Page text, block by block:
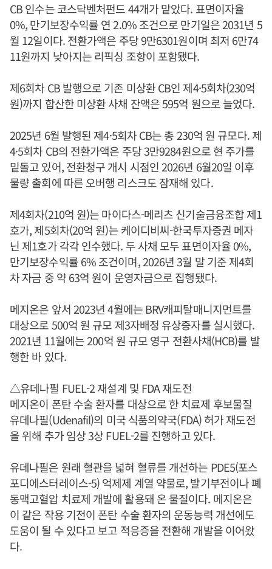
CB 인수는 코스닥벤처펀드 44개가 맡았다. 표면이자율
0%, 만기보장수익률 연 2.0% 조건으로 만기일은 2031년 5
월 12일이다. 전환가액은 주당 9만6301원이며 최저 6만74
11원까지 낮아지는 리픽싱 조항이 포함됐다.
제6회차 CB 발행으로 기존 미상환 CB인 제4·5회차(230억
원)까지 합산한 미상환 사채 잔액은 595억 원으로 늘었다.
2025년 6월 발행된 제4·5회차 CB는 총 230억 원 규모다. 제
4·5회차 CB의 전환가액은 주당 3만9284원으로 현 주가를
밑돌고 있어, 전환청구 개시 시점인 2026년 6월20일 이후
물량 출회에 따른 오버행 리스크도 잠재해 있다.
제4회차(210억 원)는 마이다스-메리츠 신기술금융조합 제1
호가, 제5회차(20억 원)는 케이디비씨-한국투자증권 메자
닌 제1호가 각각 인수했다. 두 사채 모두 표면이자율 0%,
만기보장수익률 6% 조건이며, 2026년 3월 말 기준 제4회
차 자금 중 약 63억 원이 운영자금으로 집행됐다.
메지온은 앞서 2023년 4월에는 BRV캐피탈매니지먼트를
대상으로 500억 원 규모 제3자배정 유상증자를 실시했다.
2021년 11월에는 200억 원 규모 영구 전환사채(HCB)를 발
행한 바 있다.
△유데나필 FUEL-2 재설계 및 FDA 재도전
메지온이 폰탄 수술 환자를 대상으로 한 치료제 후보물질
유데나필(Udenafil)의 미국 식품의약국(FDA) 허가 재도전
을 위해 추가 임상 3상 FUEL-2를 진행하고 있다.
유데나필은 원래 혈관을 넓혀 혈류를 개선하는 PDE5(포스
포디에스터레이스-5) 억제제 계열 약물로, 발기부전이나 폐
동맥고혈압 치료제 개발에 활용돼 온 물질이다. 메지온은
이 같은 작용 기전이 폰탄 수술 환자의 운동능력 개선에도
도움이 될 수 있다고 보고 적응증을 전환해 개발을 이어왔
다.